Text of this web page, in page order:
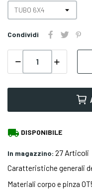
Condividi
local_shipping DISPONIBILE
In magazzino: 27 Articoli
Caratteristiche generali
Materiali corpo e pinza